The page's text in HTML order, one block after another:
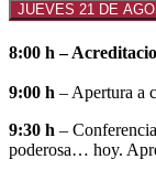
JUEVES 21 DE
8:00 h –
9:00 h – Apertura a
9:30 h –
poderosa… hoy.